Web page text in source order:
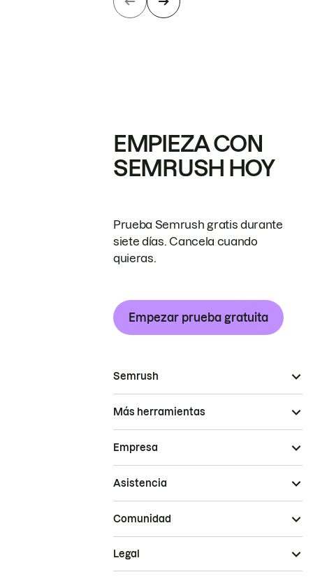
EMPIEZA CON
SEMRUSH HOY
Prueba Semrush gratis durante
siete días. Cancela cuando
quieras.
Empezar prueba gratuita
Semrush
Más herramientas
Empresa
Asistencia
Comunidad
Legal